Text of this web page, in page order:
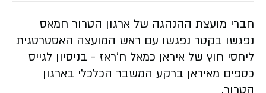
חברי מועצת ההנהגה של ארגון הטרור חמאס
נפגשו בקטר נפגשו עם ראש המועצה האסטרטגית
ליחסי חוץ של איראן כמאל ח'ראז - בניסיון לגייס
כספים מאיראן ברקע המשבר הכלכלי בארגון
הטרור.